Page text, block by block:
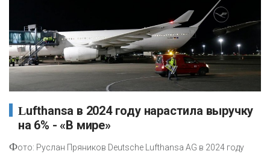
Lufthansa в 2024 году нарастила выручку
на 6% - «В мире»
Фото: Руслан Пряников Deutsche Lufthansa AG в 2024 году